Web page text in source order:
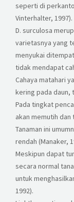
seperti di
Vinterhalter, 1997).
D. surculosa
varietasnya yang
menyukai
tidak mendapat
Cahaya matahari
kering pada daun,
Pada tingkat
akan memutih
Tanaman ini
rendah (Manaker,
Meskipun dapat
secara normal
untuk
1992).